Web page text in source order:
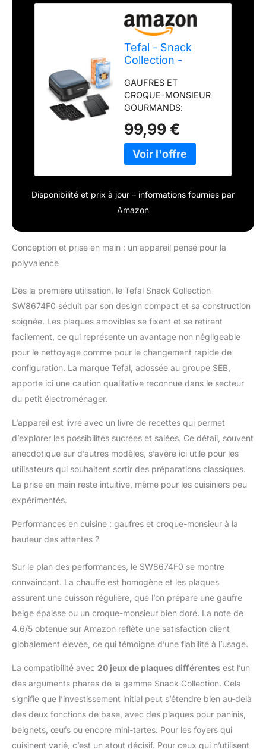
Tefal - Snack
Collection -
jeux de plaques
GAUFRES ET
CROQUE-MONSIEUR
GOURMANDS:
délicieuses gaufres et
des croque-monsieur
bien grillés grâce à un
plaques amovibles
inclus UN APPAREIL,
POSSIBILITÉS: réalisez
une multitude de
20jeux de plaques
disponibles (vendus
séparément) CUISINEZ
COMME UN CHEF: le
livre de recettes inclus
avec chaque jeu de
plaques propose des
recettes gourmandes
L'INSPIRATION ET
INSPIREZ LES AUTRES:
recettes sur
l'application MyTefal,
où vous pouvez aussi
RÉPARABILITÉ 15ANS
juste prix grâce à notre
réseau de
6200réparateurs dans
le monde, pour
protection de
l’environnement et à la
99,99 €
Disponibilité et prix à jour – informations fournies par
Amazon
Conception et prise en main : un appareil pensé pour la
polyvalence
Dès la première utilisation, le Tefal Snack Collection
SW8674F0 séduit par son design compact et sa construction
soignée. Les plaques amovibles se fixent et se retirent
facilement, ce qui représente un avantage non négligeable
pour le nettoyage comme pour le changement rapide de
configuration. La marque Tefal, adossée au groupe SEB,
apporte ici une caution qualitative reconnue dans le secteur
du petit électroménager.
L’appareil est livré avec un livre de recettes qui permet
d’explorer les possibilités sucrées et salées. Ce détail, souvent
anecdotique sur d’autres modèles, s’avère ici utile pour les
utilisateurs qui souhaitent sortir des préparations classiques.
La prise en main reste intuitive, même pour les cuisiniers peu
expérimentés.
Performances en cuisine : gaufres et croque-monsieur à la
hauteur des attentes ?
Sur le plan des performances, le SW8674F0 se montre
convaincant. La chauffe est homogène et les plaques
assurent une cuisson régulière, que l’on prépare une gaufre
belge épaisse ou un croque-monsieur bien doré. La note de
4,6/5 obtenue sur Amazon reflète une satisfaction client
globalement élevée, ce qui témoigne d’une fiabilité à l’usage.
La compatibilité avec 20 jeux de plaques différentes est l’un
des arguments phares de la gamme Snack Collection. Cela
signifie que l’investissement initial peut s’étendre bien au-delà
des deux fonctions de base, avec des plaques pour paninis,
beignets, œufs ou encore mini-tartes. Pour les foyers qui
cuisinent varié, c’est un atout décisif. Pour ceux qui n’utilisent